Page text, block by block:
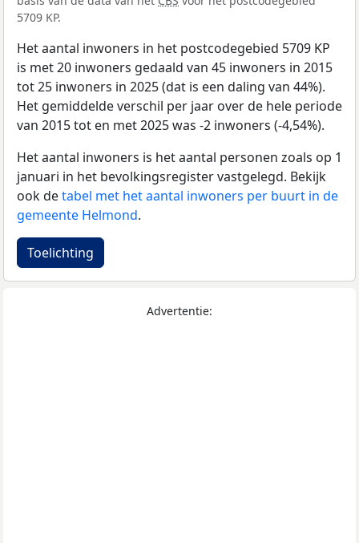
5709 KP.
Het aantal inwoners in het postcodegebied 5709 KP
is met 20 inwoners gedaald van 45 inwoners in 2015
tot 25 inwoners in 2025 (dat is een daling van 44%).
Het gemiddelde verschil per jaar over de hele periode
van 2015 tot en met 2025 was -2 inwoners (-4,54%).
Het aantal inwoners is het aantal personen zoals op 1
januari in het bevolkingsregister vastgelegd. Bekijk
ook detabel met het aantal inwoners per buurt in de
gemeente Helmond.
Toelichting
Advertentie: